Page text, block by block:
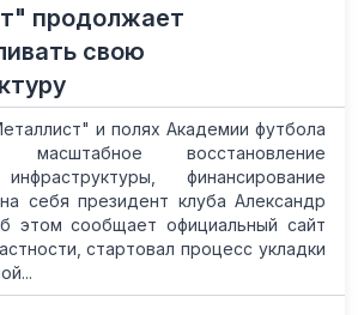
продолжает
свою
и полях Академии футбола
масштабное восстановление
финансирование
себя президент клуба Александр
этом сообщает официальный сайт
стартовал процесс укладки